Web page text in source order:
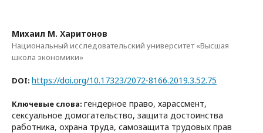
Михаил М. Харитонов
Национальный исследовательский университет «Высшая
школа экономики»
DOI: https://doi.org/10.17323/2072-8166.2019.3.52.75
Ключевые слова: гендерное право, харассмент,
сексуальное домогательство, защита достоинства
работника, охрана труда, самозащита трудовых прав